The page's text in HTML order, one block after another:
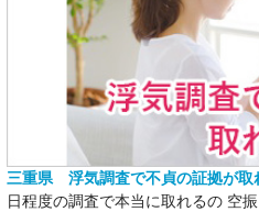
三重県 浮気調査で不貞の証拠が取
日程度の調査で本当に取れるの 空